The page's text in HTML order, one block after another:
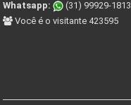
Whatsapp:
(31) 99929-1813
Você é o visitante 423595